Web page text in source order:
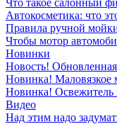
Что такое салонный
Автокосметика: что
Правила ручной
Чтобы мотор
Новинки
Новость!
Новинка! Маловязкое
Новинка!
Видео
Над этим надо